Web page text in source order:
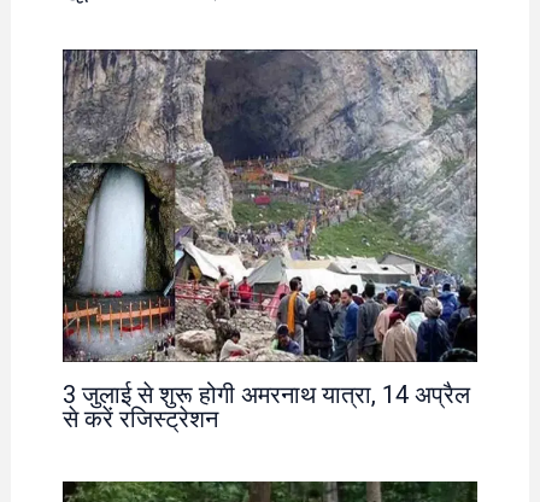
3 जुलाई से शुरू होगी अमरनाथ यात्रा, 14 अप्रैल
से करें रजिस्ट्रेशन